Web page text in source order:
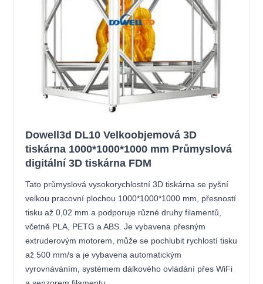
Dowell3d DL10 Velkoobjemová 3D
tiskárna 1000*1000*1000 mm Průmyslová
digitální 3D tiskárna FDM
Tato průmyslová vysokorychlostní 3D tiskárna se pyšní
velkou pracovní plochou 1000*1000*1000 mm, přesností
tisku až 0,02 mm a podporuje různé druhy filamentů,
včetně PLA, PETG a ABS. Je vybavena přesným
extruderovým motorem, může se pochlubit rychlostí tisku
až 500 mm/s a je vybavena automatickým
vyrovnáváním, systémem dálkového ovládání přes WiFi